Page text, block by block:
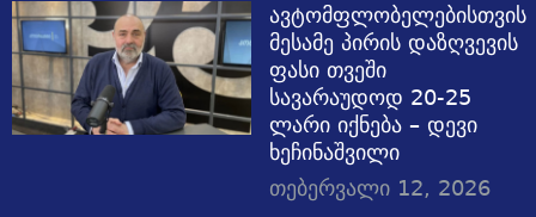
ავტომფლობელებისთვის
მესამე პირის დაზღვევის
ფასი თვეში
სავარაუდოდ 20-25
ლარი იქნება – დევი
ხეჩინაშვილი
თებერვალი 12, 2026